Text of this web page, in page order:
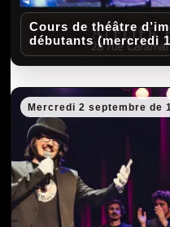
Cours de théâtre
débutants (mercredi
Mercredi 2 septembre de